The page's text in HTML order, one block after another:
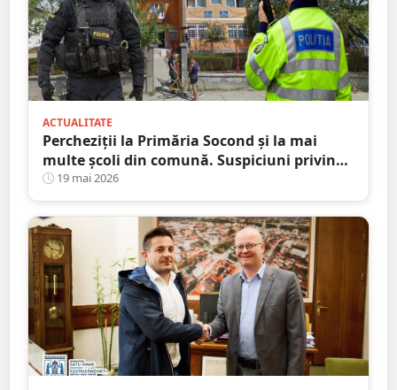
ACTUALITATE
Percheziții la Primăria Socond și la mai
multe școli din comună. Suspiciuni privind
fondurile pentru masa caldă și ajutoarele
sociale
19 mai 2026